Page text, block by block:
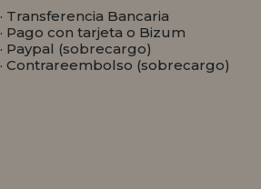
· Transferencia Bancaria
· Pago con tarjeta o Bizum
· Paypal (sobrecargo)
· Contrareembolso (sobrecargo)